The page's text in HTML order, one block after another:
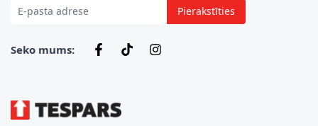
Pierakstīties
Seko mums: